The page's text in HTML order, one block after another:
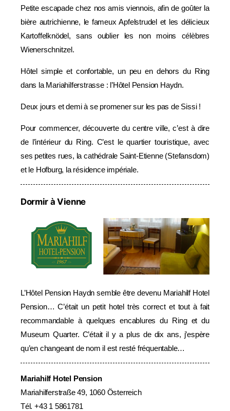
Petite escapade chez nos amis viennois, afin de goûter la
bière autrichienne, le fameux Apfelstrudel et les délicieux
Kartoffelknödel, sans oublier les non moins célèbres
Wienerschnitzel.
Hôtel simple et confortable, un peu en dehors du Ring
dans la Mariahilferstrasse : l’Hôtel Pension Haydn.
Deux jours et demi à se promener sur les pas de Sissi !
Pour commencer, découverte du centre ville, c’est à dire
de l’intérieur du Ring. C’est le quartier touristique, avec
ses petites rues, la cathédrale Saint-Etienne (Stefansdom)
et le Hofburg, la résidence impériale.
Dormir à Vienne
L’Hôtel Pension Haydn semble être devenu Mariahilf Hotel
Pension… C’était un petit hotel très correct et tout à fait
recommandable à quelques encablures du Ring et du
Museum Quarter. C’était il y a plus de dix ans, j’espère
qu’en changeant de nom il est resté fréquentable…
Mariahilf Hotel Pension
Mariahilferstraße 49, 1060 Österreich
Tél. +43 1 5861781